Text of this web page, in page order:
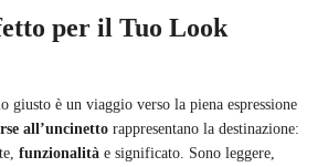
per il Tuo Look
giusto è un viaggio verso la piena espressione
all’uncinetto rappresentano la destinazione:
funzionalità e significato. Sono leggere,